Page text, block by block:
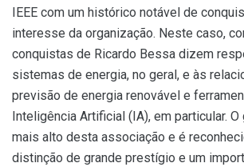
IEEE com um histórico notável de
interesse da organização. Neste caso,
conquistas de Ricardo Bessa dizem
sistemas de energia, no geral, e às
previsão de energia renovável e
Inteligência Artificial (IA), em particular.
mais alto desta associação e é
distinção de grande prestígio e um